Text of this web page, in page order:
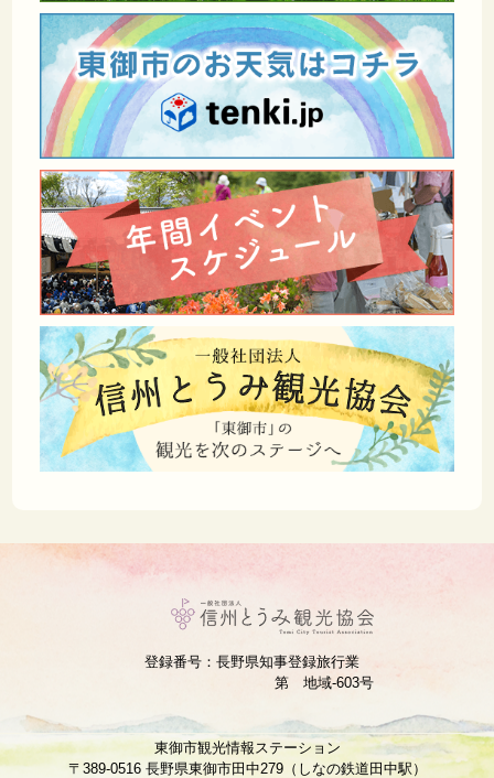
登録番号：長野県知事登録旅行業
第 地域‐603号
東御市観光情報ステーション
〒389-0516 長野県東御市田中279（しなの鉄道田中駅）